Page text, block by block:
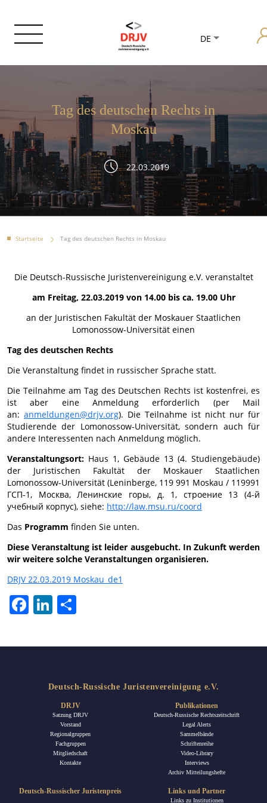
DE
Tag des deutschen Rechts in
Moskau
22.03.2019
Startseite Tag des deutschen Rechts in Moskau
Die Deutsch-Russische Juristenvereinigung e.V. veranstaltet
am Freitag, 22.03.2019 von 14.00 bis ca. 19.00 Uhr
an der Juristischen Fakultät der Moskauer Staatlichen
Lomonossow-Universität einen
Tag des deutschen Rechts
Die Veranstaltung findet in russischer Sprache statt.
Die Teilnahme am Tag des Deutschen Rechts ist kostenfrei, es
ist aber eine Anmeldung erforderlich (per Mail
an: anmeldungen@drjv.org). Die Teilnahme ist nicht nur für
Studierende der Lomonossow-Universität, sondern auch für
andere Interessenten nach Anmeldung möglich.
Veranstaltungsort: Haus 1, Gebäude 13 (4. Studiengebäude)
der Juristischen Fakultät der Moskauer Staatlichen
Lomonossow-Universität (Leninberge, 119 991 Moskau / 119991
ГСП-1, Москва, Ленинские горы, д. 1, строение 13 (4-й
учебный корпус), siehe: http://law.msu.ru/coord
Das Programm finden Sie unten.
Diese Veranstaltung ist leider ausgebucht. In Zukunft werden
wir weitere solche Veranstaltungen organisieren.
DRJV 22.03.2019 Moskau_de1
FacebookLinkedIn
Deutsch-Russische Juristenvereinigung e.V.
DRJV
Satzung DRJV
Vorstand
Regionalgruppen
Fachgruppen
Mitgliedschaft
Kontakte
Publikationen
Deutsch-Russische Rechtszeitschrift
Legal Alerts
Sammelbände
Schriftenreihe
Video-Library
Interviews
Archiv Mitteilungshefte
Deutsch-Russischer Juristenpreis Links und Partner
Links zu Institutionen